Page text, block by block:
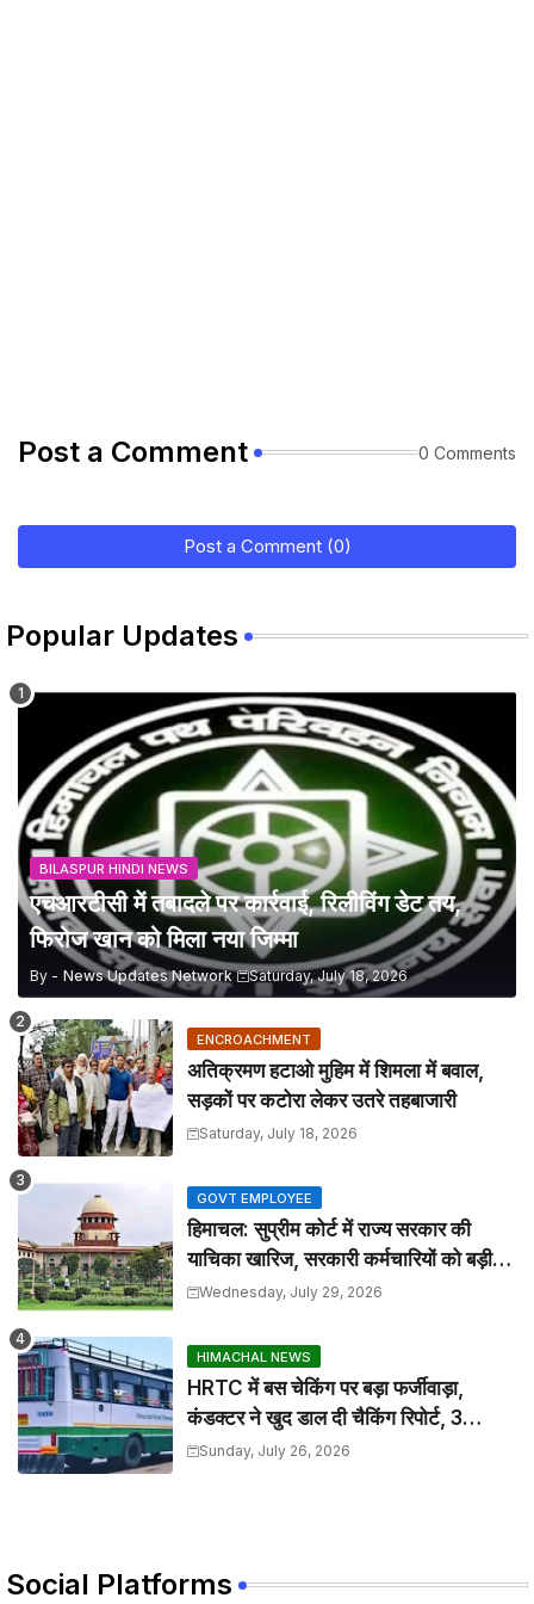
Post a Comment 0 Comments
Post a Comment (0)
Popular Updates
BILASPUR HINDI NEWS
एचआरटीसी में तबादले पर कार्रवाई, रिलीविंग डेट तय,
फिरोज खान को मिला नया जिम्मा
By - News Updates Network Saturday, July 18, 2026
ENCROACHMENT
अतिक्रमण हटाओ मुहिम में शिमला में बवाल,
सड़कों पर कटोरा लेकर उतरे तहबाजारी
Saturday, July 18, 2026
GOVT EMPLOYEE
हिमाचल: सुप्रीम कोर्ट में राज्य सरकार की
याचिका खारिज, सरकारी कर्मचारियों को बड़ी
राहत
Wednesday, July 29, 2026
HIMACHAL NEWS
HRTC में बस चेकिंग पर बड़ा फर्जीवाड़ा,
कंडक्टर ने खुद डाल दी चैकिंग रिपोर्ट, 3
निलंबित
Sunday, July 26, 2026
Social Platforms